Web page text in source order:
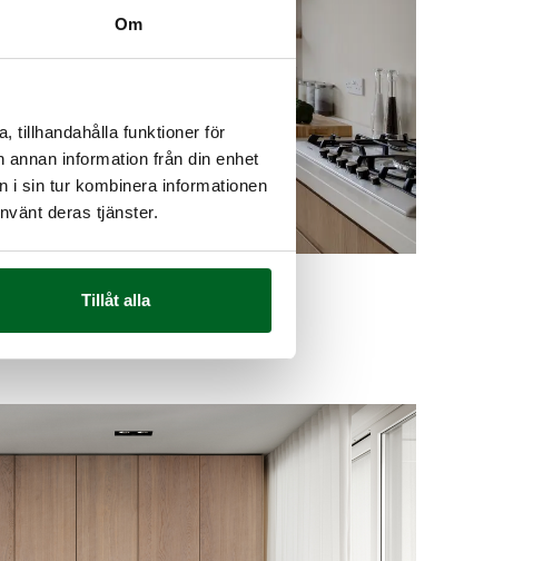
Om
tillhandahålla funktioner för
information från din enhet
i sin tur kombinera informationen
deras tjänster.
Tillåt alla